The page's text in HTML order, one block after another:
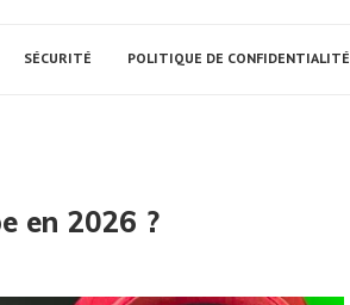
SÉCURITÉ POLITIQUE DE CONFIDENTIALITÉ
en 2026 ?